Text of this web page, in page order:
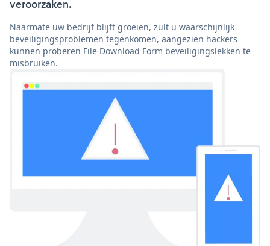
veroorzaken.
Naarmate uw bedrijf blijft groeien, zult u waarschijnlijk
beveiligingsproblemen tegenkomen, aangezien hackers
kunnen proberen File Download Form beveiligingslekken te
misbruiken.